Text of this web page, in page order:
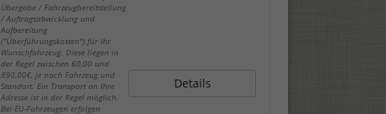
Übergabe / Fahrzeugbereitstellung
/ Auftragsabwicklung und
Aufbereitung
("Überführungskosten") für Ihr
Wunschfahrzeug. Diese liegen in
der Regel zwischen 60,00 und
890,00€, je nach Fahrzeug und
Standort. Ein Transport an Ihre
Adresse ist in der Regel möglich.
Bei EU-Fahrzeugen erfolgen
Details